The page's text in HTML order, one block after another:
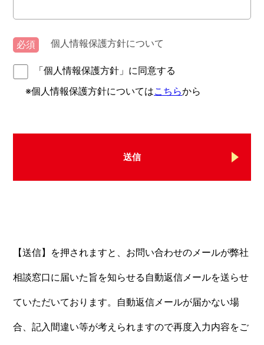
個人情報保護方針について
必須
「個人情報保護方針」に同意する
※個人情報保護方針についてはこちらから
送信
【送信】を押されますと、お問い合わせのメールが弊社
相談窓口に届いた旨を知らせる自動返信メールを送らせ
ていただいております。自動返信メールが届かない場
合、記入間違い等が考えられますので再度入力内容をご